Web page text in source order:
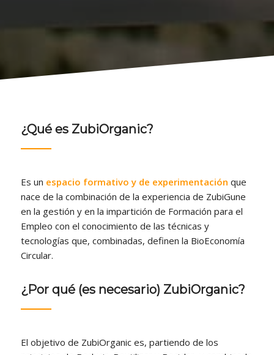
¿Qué es ZubiOrganic?
Es un espacio formativo y de experimentación que
nace de la combinación de la experiencia de ZubiGune
en la gestión y en la impartición de Formación para el
Empleo con el conocimiento de las técnicas y
tecnologías que, combinadas, definen la BioEconomía
Circular.
¿Por qué (es necesario) ZubiOrganic?
El objetivo de ZubiOrganic es, partiendo de los